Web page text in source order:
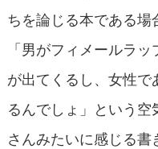
ちを論じる本である場
「男がフィメールラ
が出てくるし、女性
るんでしょ」という
さんみたいに感じる